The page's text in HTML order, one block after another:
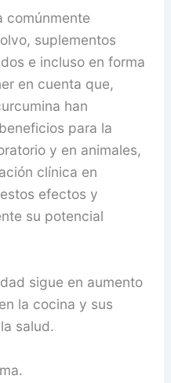
comúnmente
suplementos
e incluso en forma
en cuenta que,
han
para la
y en animales,
clínica en
efectos y
su potencial
sigue en aumento
la cocina y sus
salud.